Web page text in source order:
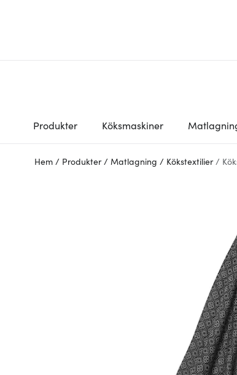
Produkter Köksmaskiner
Hem / Produkter / Matlagning / Kökstextilier /